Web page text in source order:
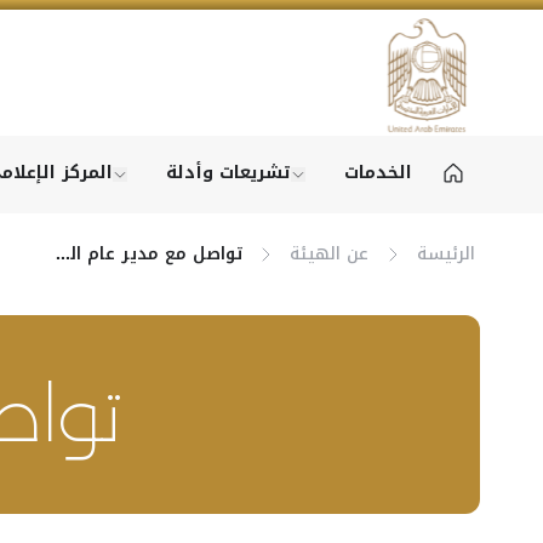
الخدمات submenu for "Service catalogue"
تشريعات وأدلة catalogue"
المركز
الرئيسة عن الهيئة تواصل مع مدير عام الهيئة